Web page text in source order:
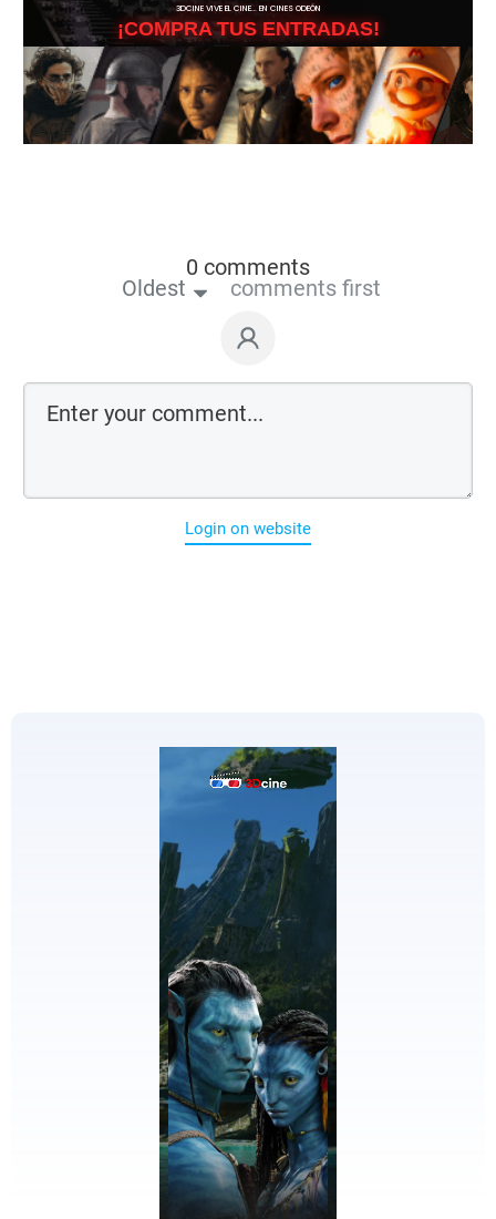
3DCINE VIVE EL CINE… EN CINES ODEÓN
¡COMPRA TUS ENTRADAS!
0 comments
Oldest comments first
Login on website